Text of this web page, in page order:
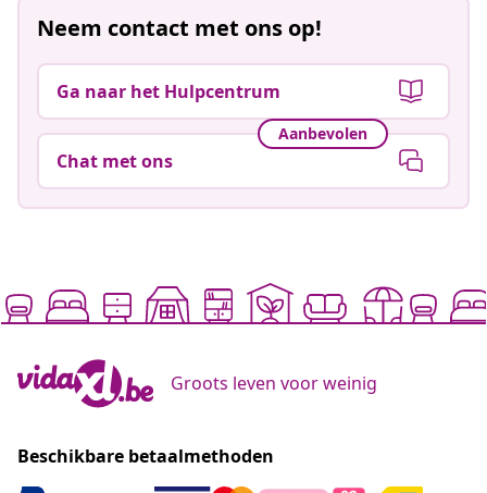
Neem contact met ons op!
Ga naar het Hulpcentrum
Aanbevolen
Chat met ons
Groots leven voor weinig
Beschikbare betaalmethoden